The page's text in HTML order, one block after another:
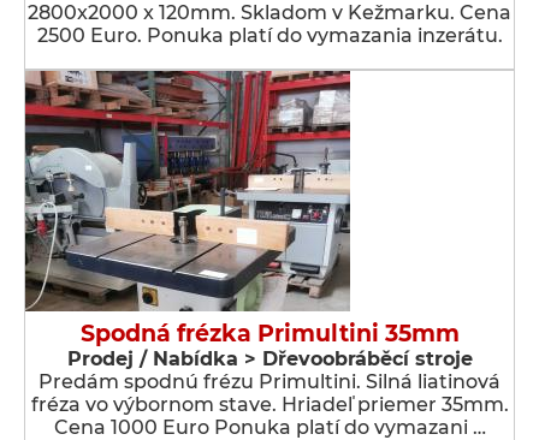
2800x2000 x 120mm. Skladom v Kežmarku. Cena
2500 Euro. Ponuka platí do vymazania inzerátu.
Spodná frézka Primultini 35mm
Prodej / Nabídka > Dřevoobráběcí stroje
Predám spodnú frézu Primultini. Silná liatinová
fréza vo výbornom stave. Hriadeľ priemer 35mm.
Cena 1000 Euro Ponuka platí do vymazani …